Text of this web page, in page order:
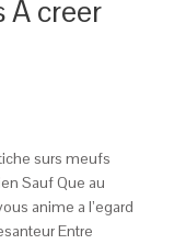
A creer
surs meufs
Sauf Que au
anime a l’egard
Entre